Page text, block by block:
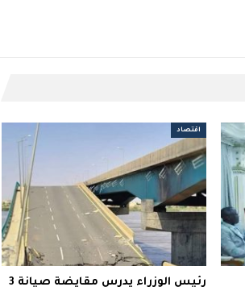
اقتصاد
رئيس الوزراء يدرس مقايضة صيانة 3